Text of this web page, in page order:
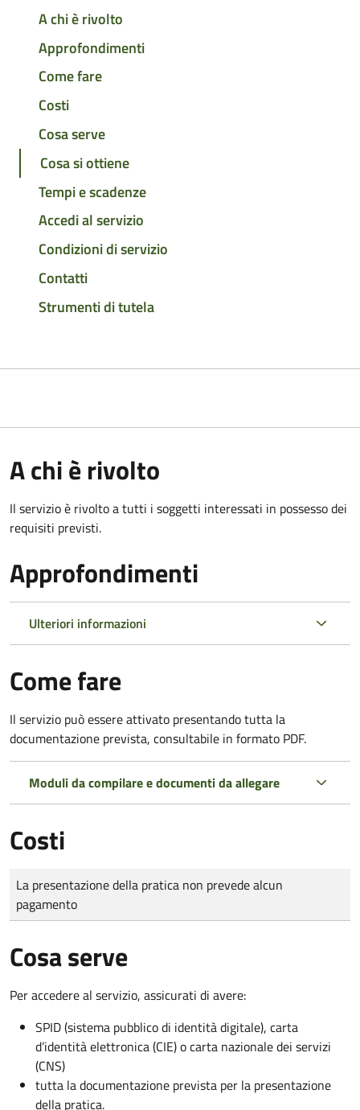
A chi è rivolto
Approfondimenti
Come fare
Costi
Cosa serve
Cosa si ottiene
Tempi e scadenze
Accedi al servizio
Condizioni di servizio
Contatti
Strumenti di tutela
A chi è rivolto
Il servizio è rivolto a tutti i soggetti interessati in possesso dei
requisiti previsti.
Approfondimenti
Ulteriori informazioni
Come fare
Il servizio può essere attivato presentando tutta la
documentazione prevista, consultabile in formato PDF.
Moduli da compilare e documenti da allegare
Costi
Tipo di pagamento
Importo
La presentazione della pratica non prevede alcun
pagamento
Cosa serve
Per accedere al servizio, assicurati di avere:
SPID (sistema pubblico di identità digitale), carta
d’identità elettronica (CIE) o carta nazionale dei servizi
(CNS)
tutta la documentazione prevista per la presentazione
della pratica.